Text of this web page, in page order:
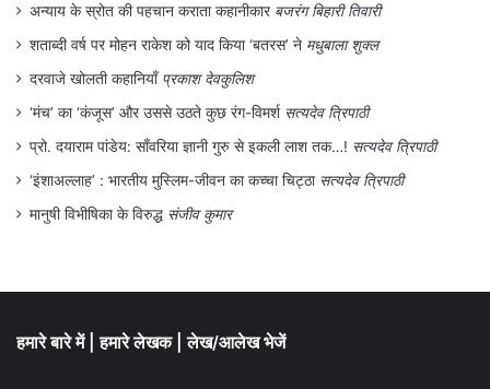
अन्याय के स्रोत की पहचान कराता कहानीकार बजरंग बिहारी तिवारी
शताब्दी वर्ष पर मोहन राकेश को याद किया ‘बतरस’ ने मधुबाला शुक्ल
दरवाजे खोलती कहानियाँ प्रकाश देवकुलिश
‘मंच’ का ‘कंजूस’ और उससे उठते कुछ रंग-विमर्श सत्यदेव त्रिपाठी
प्रो. दयाराम पांडेय: साँवरिया ज्ञानी गुरु से इकली लाश तक…! सत्यदेव त्रिपाठी
‘इंशाअल्लाह’ : भारतीय मुस्लिम-जीवन का कच्चा चिट्ठा सत्यदेव त्रिपाठी
मानुषी विभीषिका के विरुद्ध संजीव कुमार
हमारे बारे में हमारे लेखक लेख/आलेख भेजें